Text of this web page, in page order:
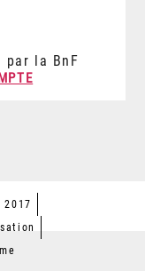
la BnF